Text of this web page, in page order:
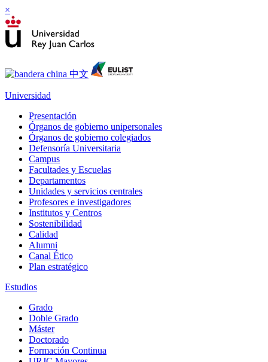
×
Universidad
Presentación
Órganos de gobierno unipersonales
Órganos de gobierno colegiados
Defensoría Universitaria
Campus
Facultades y Escuelas
Departamentos
Unidades y servicios centrales
Profesores e investigadores
Institutos y Centros
Sostenibilidad
Calidad
Alumni
Canal Ético
Plan estratégico
Estudios
Grado
Doble Grado
Máster
Doctorado
Formación Continua